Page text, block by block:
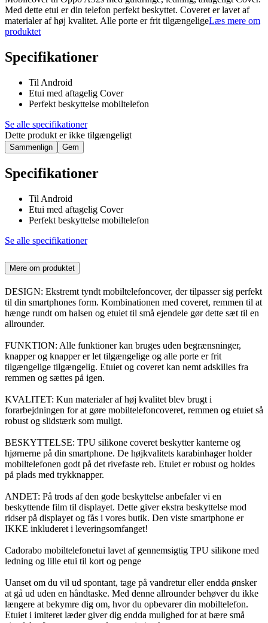
Med dette etui er din telefon perfekt beskyttet. Coveret er lavet af
materialer af høj kvalitet. Alle porte er frit tilgængeligeLæs mere om
produktet
Specifikationer
Til Android
Etui med aftagelig Cover
Perfekt beskyttelse mobiltelefon
Se alle specifikationer
Dette produkt er ikke tilgængeligt
Sammenlign Gem
Specifikationer
Til Android
Etui med aftagelig Cover
Perfekt beskyttelse mobiltelefon
Se alle specifikationer
Mere om produktet
DESIGN: Ekstremt tyndt mobiltelefoncover, der tilpasser sig perfekt
til din smartphones form. Kombinationen med coveret, remmen til at
hænge rundt om halsen og etuiet til små ejendele gør dette sæt til en
allrounder.
FUNKTION: Alle funktioner kan bruges uden begrænsninger,
knapper og knapper er let tilgængelige og alle porte er frit
tilgængelige tilgængelig. Etuiet og coveret kan nemt adskilles fra
remmen og sættes på igen.
KVALITET: Kun materialer af høj kvalitet blev brugt i
forarbejdningen for at gøre mobiltelefoncoveret, remmen og etuiet så
robust og slidstærk som muligt.
BESKYTTELSE: TPU silikone coveret beskytter kanterne og
hjørnerne på din smartphone. De højkvalitets karabinhager holder
mobiltelefonen godt på det rivefaste reb. Etuiet er robust og holdes
på plads med trykknapper.
ANDET: På trods af den gode beskyttelse anbefaler vi en
beskyttende film til displayet. Dette giver ekstra beskyttelse mod
ridser på displayet og fås i vores butik. Den viste smartphone er
IKKE inkluderet i leveringsomfanget!
Cadorabo mobiltelefonetui lavet af gennemsigtig TPU silikone med
ledning og lille etui til kort og penge
Uanset om du vil ud spontant, tage på vandretur eller endda ønsker
at gå ud uden en håndtaske. Med denne allrounder behøver du ikke
længere at bekymre dig om, hvor du opbevarer din mobiltelefon.
Etuiet i imiteret læder giver dig endda mulighed for at bære små